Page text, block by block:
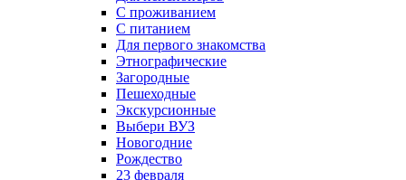
С проживанием
С питанием
Для первого знакомства
Этнографические
Загородные
Пешеходные
Экскурсионные
Выбери ВУЗ
Новогодние
Рождество
23 февраля